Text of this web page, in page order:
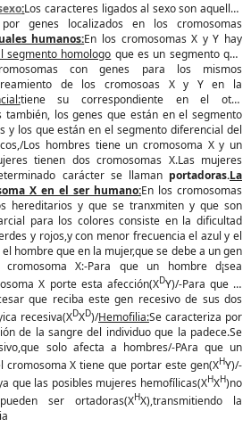
:Los caracteres ligados al sexo son aquellos
genes localizados en los cromosomas
humanos:En los cromosomas X y Y hay
segmento homologo que es un segmento que
con genes para los mismos
de los cromosoas X y Y en la
tiene su correspondiente en el otro
los genes que están en el segmento
y los que están en el segmento diferencial del
Los hombres tiene un cromosoma X y un
tienen dos cromosomas X.Las mujeres
carácter se llaman portadoras.La
X en el ser humano:En los cromosomas
hereditarios y que se tranxmiten y que son
para los colores consiste en la dificultad
y rojos,y con menor frecuencia el azul y el
hombre que en la mujer,que se debe a un gen
X:-Para que un hombre d¡sea
X porte esta afección(XDY)/-Para que la
que reciba este gen recesivo de sus dos
recesiva(XDXD)/Hemofilia:Se caracteriza por
de la sangre del individuo que la padece.Se
solo afecta a hombres/-PAra que un
cromosoma X tiene que portar este gen(XHY)/-
que las posibles mujeres hemofílicas(XHXH)no
ser ortadoras(XHX),transmitiendo la